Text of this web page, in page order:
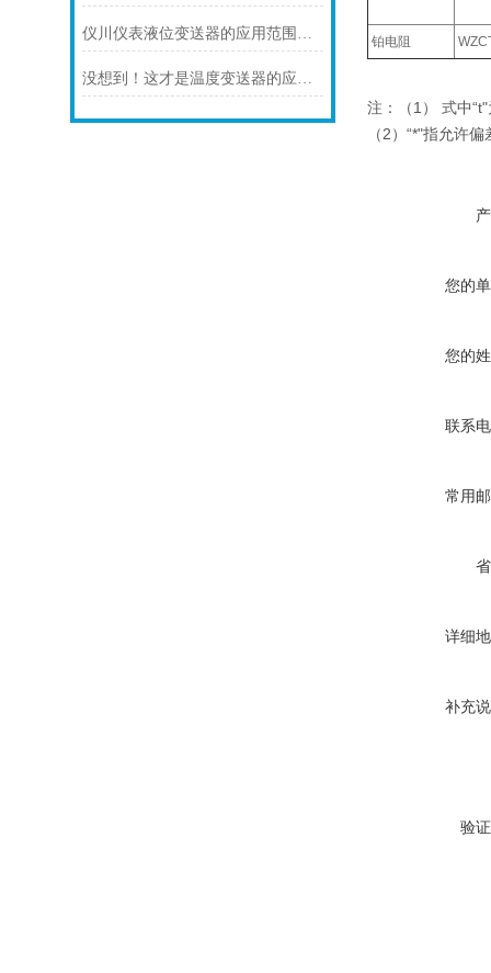
仪川仪表液位变送器的应用范围涵盖了多个行业和领域
没想到！这才是温度变送器的应用特点！
铂电阻
注：（1） 式中
（2）“*"指允许
您的
您的
联系
常用
详细
补充
验